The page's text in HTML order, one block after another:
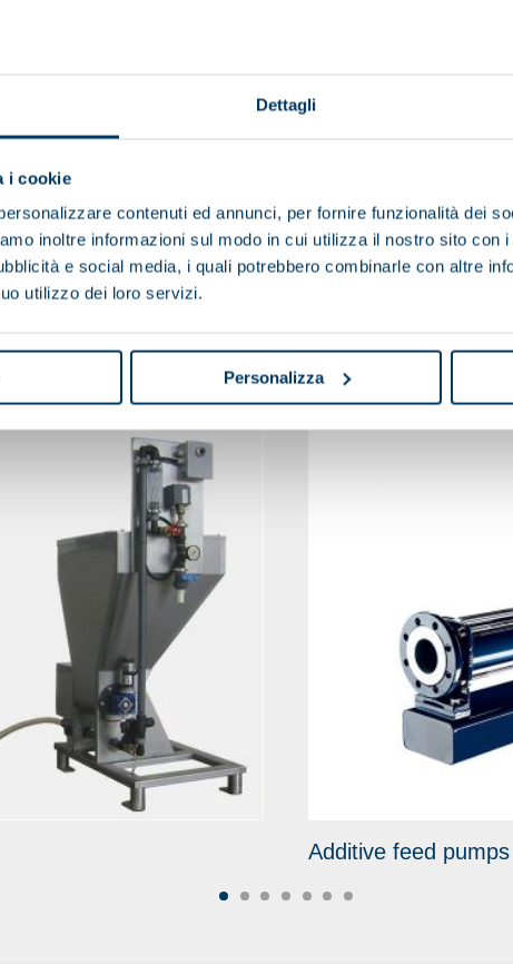
Dettagli
i cookie
contenuti ed annunci, per fornire funzionalità dei
inoltre informazioni sul modo in cui utilizza il nostro sito con
e social media, i quali potrebbero combinarle con altre
utilizzo dei loro servizi.
Personalizza
You may also be interested in
Additive feed pumps